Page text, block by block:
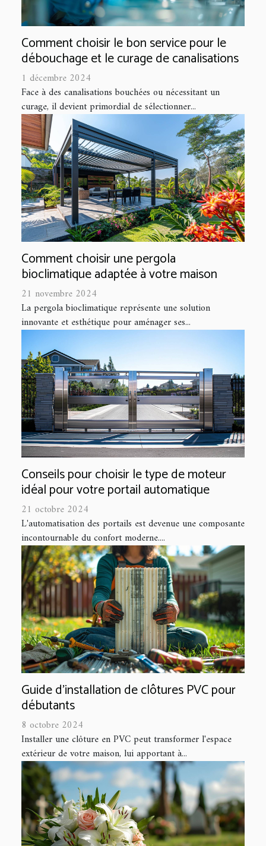
Comment choisir le bon service pour le
débouchage et le curage de canalisations
1 décembre 2024
Face à des canalisations bouchées ou nécessitant un
curage, il devient primordial de sélectionner...
Comment choisir une pergola
bioclimatique adaptée à votre maison
21 novembre 2024
La pergola bioclimatique représente une solution
innovante et esthétique pour aménager ses...
Conseils pour choisir le type de moteur
idéal pour votre portail automatique
21 octobre 2024
L'automatisation des portails est devenue une composante
incontournable du confort moderne....
Guide d'installation de clôtures PVC pour
débutants
8 octobre 2024
Installer une clôture en PVC peut transformer l'espace
extérieur de votre maison, lui apportant à...